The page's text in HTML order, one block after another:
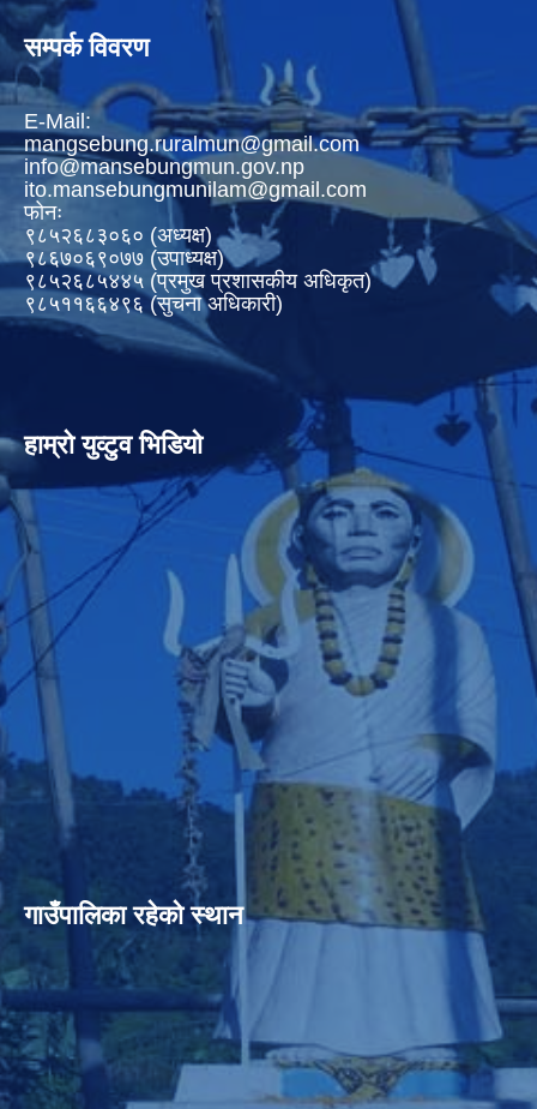
सम्पर्क विवरण
E-Mail:
mangsebung.ruralmun@gmail.com
info@mansebungmun.gov.np
ito.mansebungmunilam@gmail.com
फोनः
९८५२६८३०६० (अध्यक्ष)
९८६७०६९०७७ (उपाध्यक्ष)
९८५२६८५४४५ (प्रमुख प्रशासकीय अधिकृत)
९८५११६६४९६ (सुचना अधिकारी)
हाम्रो युव्टुव भिडियो
गाउँपालिका रहेको स्थान